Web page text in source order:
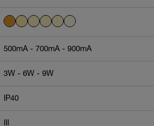
500mA - 700mA - 900mA
3W - 6W - 9W
IP40